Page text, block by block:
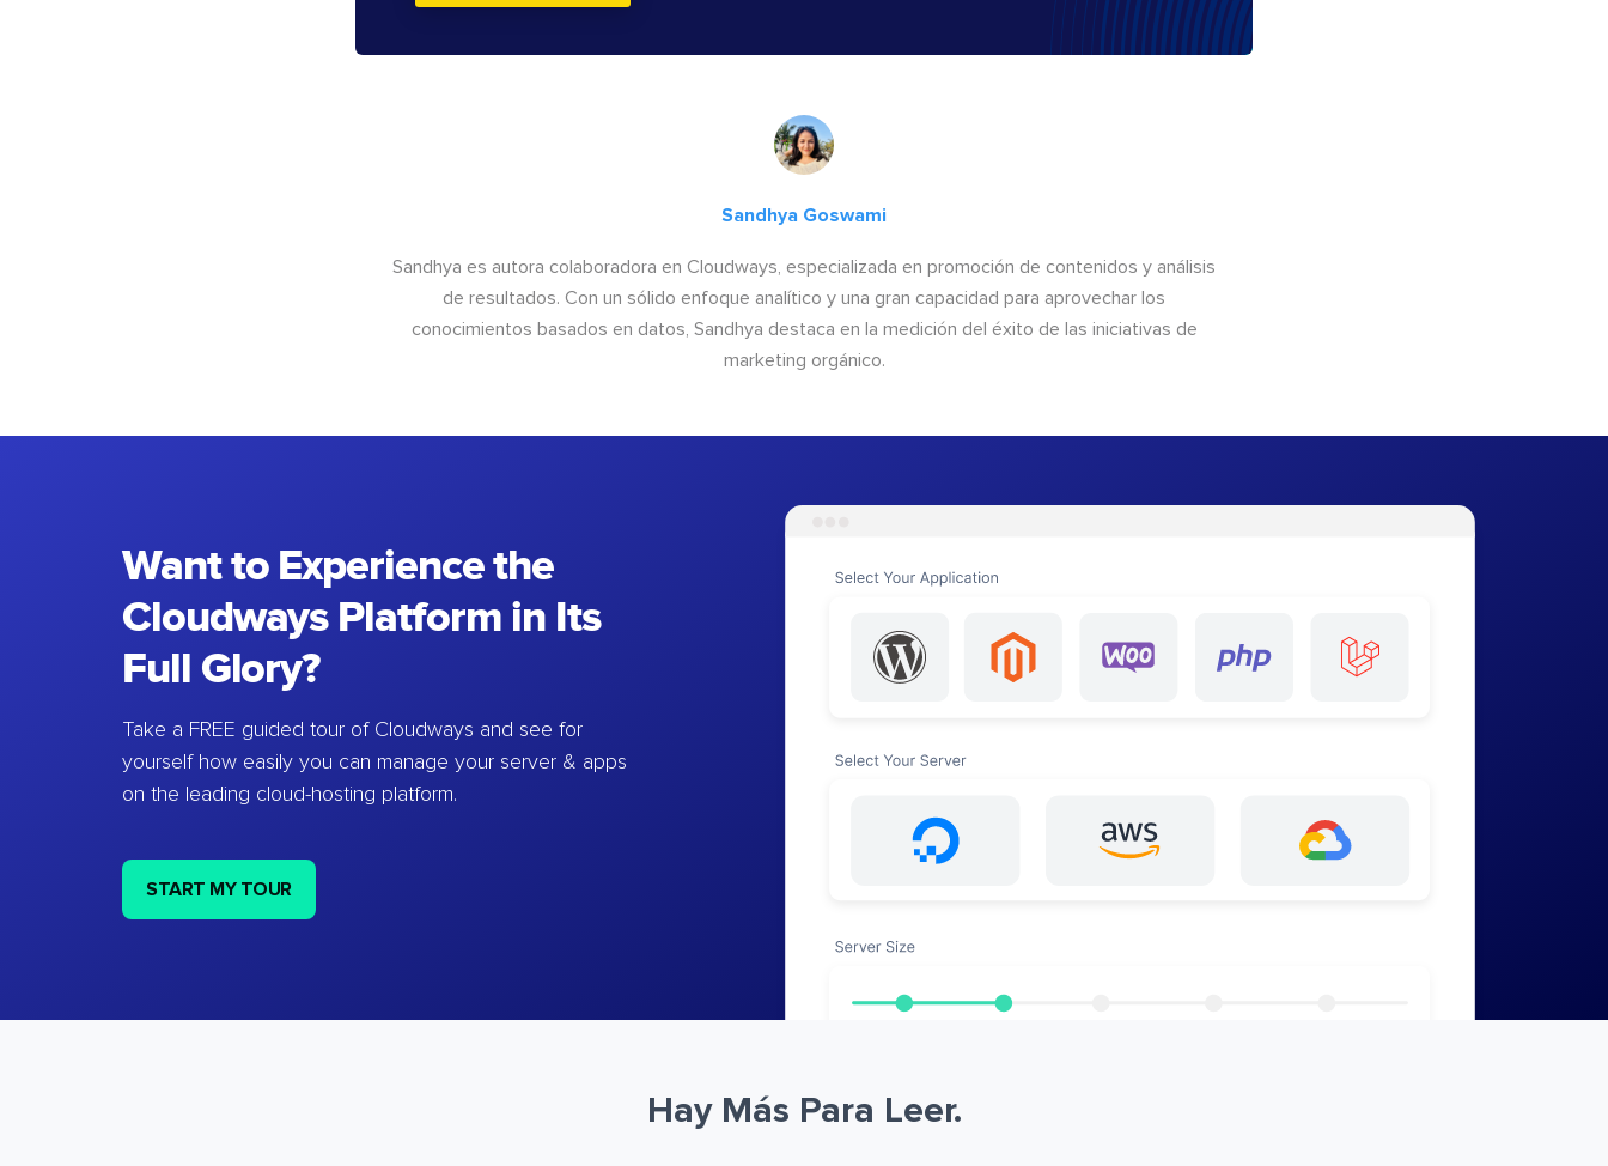
Sandhya Goswami
Sandhya es autora colaboradora en Cloudways, especializada en promoción de contenidos y análisis
de resultados. Con un sólido enfoque analítico y una gran capacidad para aprovechar los
conocimientos basados en datos, Sandhya destaca en la medición del éxito de las iniciativas de
marketing orgánico.
Want to Experience the
Cloudways Platform in Its
Full Glory?
Take a FREE guided tour of Cloudways and see for
yourself how easily you can manage your server & apps
on the leading cloud-hosting platform.
START MY TOUR
Hay Más Para Leer.